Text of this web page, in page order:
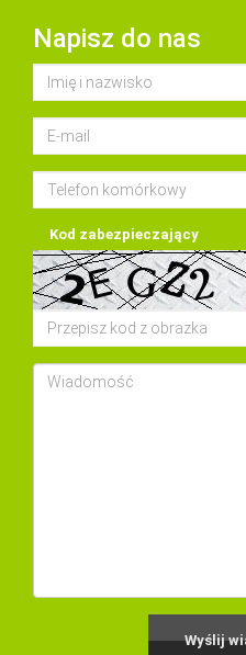
Napisz do nas
Kod zabezpieczający